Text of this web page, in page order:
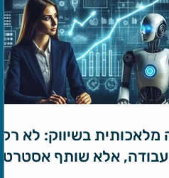
מלאכותית בשיווק: לא רק
אלא שותף אסטרטגי